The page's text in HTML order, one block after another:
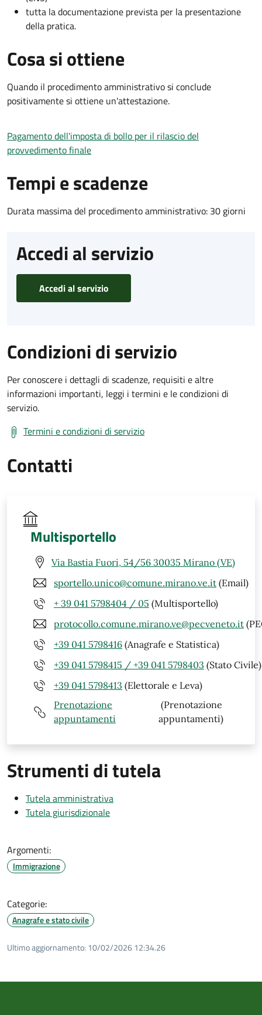
tutta la documentazione prevista per la presentazione
della pratica.
Cosa si ottiene
Quando il procedimento amministrativo si conclude
positivamente si ottiene un'attestazione.
Pagamento dell'imposta di bollo per il rilascio del
provvedimento finale
Tempi e scadenze
Durata massima del procedimento amministrativo: 30 giorni
Accedi al servizio
Accedi al servizio
Condizioni di servizio
Per conoscere i dettagli di scadenze, requisiti e altre
informazioni importanti, leggi i termini e le condizioni di
servizio.
Termini e condizioni di servizio
Contatti
Multisportello
Via Bastia Fuori, 54/56 30035 Mirano (VE)
sportello.unico@comune.mirano.ve.it (Email)
+ 39 041 5798404 / 05 (Multisportello)
protocollo.comune.mirano.ve@pecveneto.it
+39 041 5798416 (Anagrafe e Statistica)
+39 041 5798415 / +39 041 5798403 (Stato Civile)
+39 041 5798413 (Elettorale e Leva)
Prenotazione
appuntamenti
(Prenotazione
appuntamenti)
Strumenti di tutela
Tutela amministrativa
Tutela giurisdizionale
Argomenti:
Immigrazione
Categorie:
Anagrafe e stato civile
Ultimo aggiornamento: 10/02/2026 12:34.26